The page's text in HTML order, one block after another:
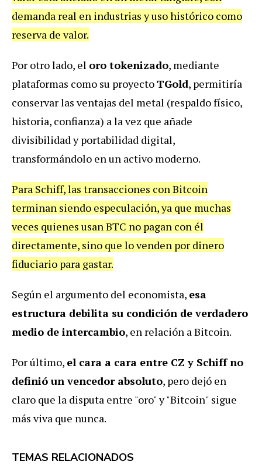
demanda real en industrias y uso histórico como
reserva de valor.
Por otro lado, el oro tokenizado, mediante
plataformas como su proyectoTGold, permitiría
conservar las ventajas del metal (respaldo físico,
historia, confianza) a la vez que añade
divisibilidad y portabilidad digital,
transformándolo en un activo moderno.
Para Schiff, las transacciones con Bitcoin
terminan siendo especulación, ya que muchas
veces quienes usan BTC no pagan con él
directamente, sino que lo venden por dinero
fiduciario para gastar.
Según el argumento del economista, esa
estructura debilita su condición de verdadero
medio de intercambio, en relación a Bitcoin.
Por último, el cara a cara entre CZ y Schiff no
definió un vencedor absoluto, pero dejó en
claro que la disputa entre "oro" y "Bitcoin" sigue
más viva que nunca.
TEMAS RELACIONADOS